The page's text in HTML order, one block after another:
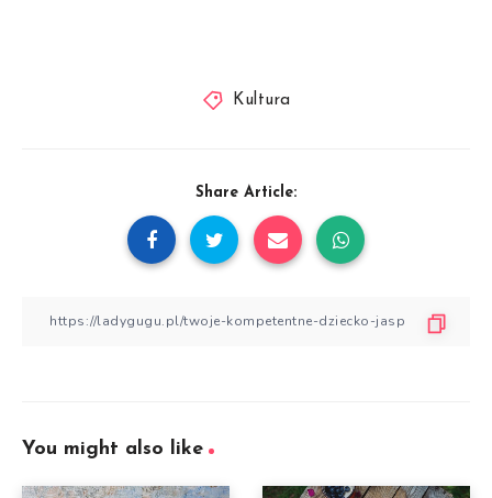
Kultura
Share Article:
You might also like